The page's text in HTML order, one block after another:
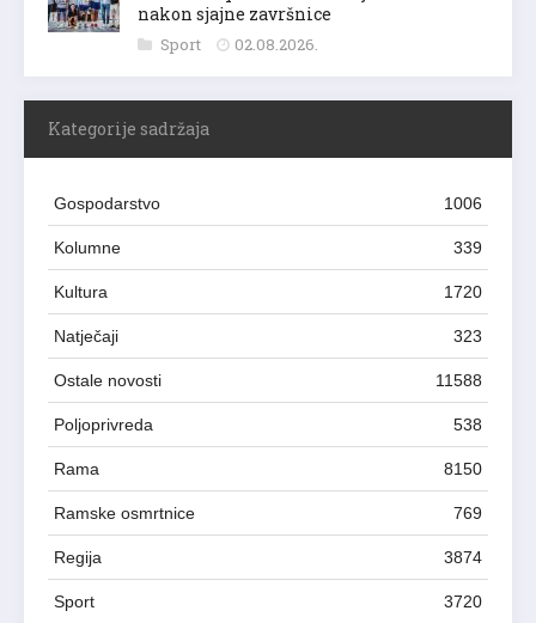
nakon sjajne završnice
Sport 02.08.2026.
Kategorije sadržaja
Gospodarstvo 1006
Kolumne 339
Kultura 1720
Natječaji 323
Ostale novosti 11588
Poljoprivreda 538
Rama 8150
Ramske osmrtnice 769
Regija 3874
Sport 3720